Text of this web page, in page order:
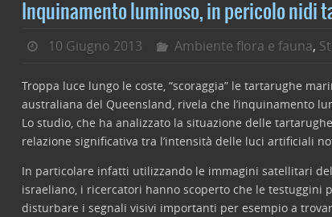
Inquinamento luminoso, in pericolo nidi
10 Giugno 2013 Ambiente flora e fauna,
Troppa luce lungo le coste, “scoraggia” le tartarughe
australiana del Queensland, rivela che l’inquinamento
Lo studio, che ha analizzato la situazione delle tartarughe
relazione significativa tra l’intensità delle luci artificiali
In particolare infatti utilizzando le immagini satellitari
israeliano, i ricercatori hanno scoperto che le
disturbare i segnali visivi importanti per esempio a